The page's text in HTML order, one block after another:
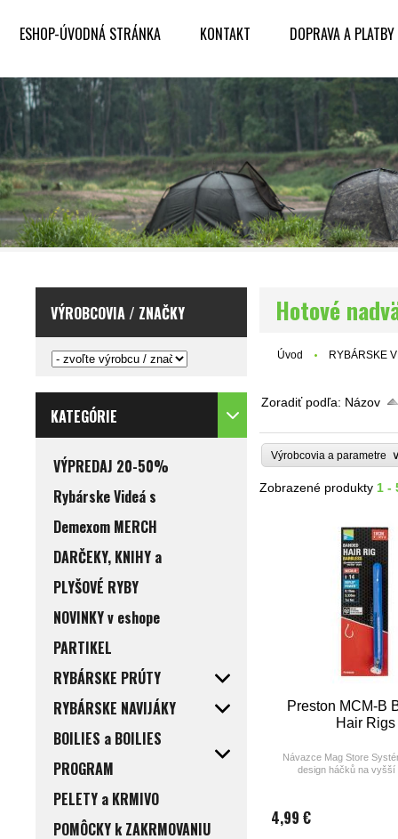
ESHOP-ÚVODNÁ STRÁNKA KONTAKT DOPRAVA A PLATBY
VÝROBCOVIA / ZNAČKY
KATEGÓRIE
VÝPREDAJ 20-50%
Rybárske Videá s
Demexom MERCH
DARČEKY, KNIHY a
PLYŠOVÉ RYBY
NOVINKY v eshope
PARTIKEL
RYBÁRSKE PRÚTY
RYBÁRSKE NAVIJÁKY
BOILIES a BOILIES
PROGRAM
PELETY a KRMIVO
POMÔCKY k ZAKRMOVANIU
Hotové
Úvod RYBÁRSKE
Zoradiť podľa: Názov
Výrobcovia a parametre
Zobrazené produkty 1 -
Preston MCM-B
Hair Rigs
Návazce Mag Store
design háčků na
4,99 €